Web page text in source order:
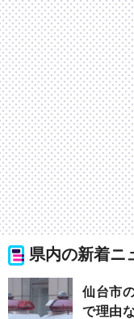
県内の新着ニ
仙台市
で理由